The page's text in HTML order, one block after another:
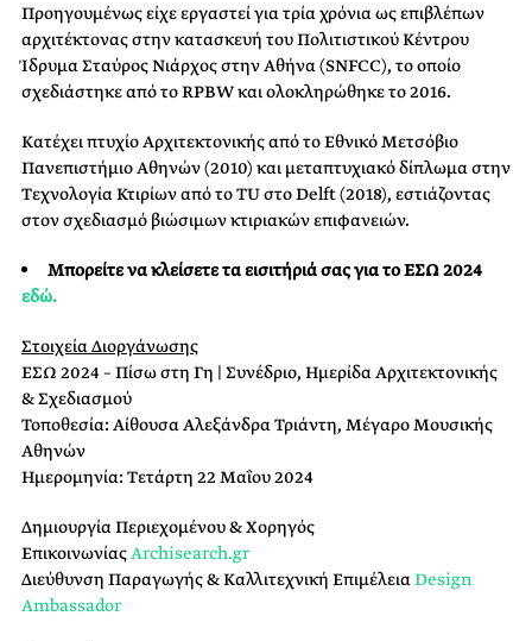
Προηγουμένως είχε εργαστεί για τρία χρόνια ως επιβλέπων
αρχιτέκτονας στην κατασκευή του Πολιτιστικού Κέντρου
Ίδρυμα Σταύρος Νιάρχος στην Αθήνα (SNFCC), το οποίο
σχεδιάστηκε από το RPBW και ολοκληρώθηκε το 2016.
Κατέχει πτυχίο Αρχιτεκτονικής από το Εθνικό Μετσόβιο
Πανεπιστήμιο Αθηνών (2010) και μεταπτυχιακό δίπλωμα στην
Τεχνολογία Κτιρίων από το TU στο Delft (2018), εστιάζοντας
στον σχεδιασμό βιώσιμων κτιριακών επιφανειών.
Μπορείτε να κλείσετε τα εισιτήριά σας για το ΕΣΩ 2024
εδώ.
Στοιχεία Διοργάνωσης
ΕΣΩ 2024 – Πίσω στη Γη | Συνέδριο, Ημερίδα Αρχιτεκτονικής
& Σχεδιασμού
Τοποθεσία: Αίθουσα Αλεξάνδρα Τριάντη, Μέγαρο Μουσικής
Αθηνών
Ημερομηνία: Τετάρτη 22 Μαΐου 2024
Δημιουργία Περιεχομένου & Χορηγός
ΕπικοινωνίαςArchisearch.gr
Διεύθυνση Παραγωγής & Καλλιτεχνική ΕπιμέλειαDesign
Ambassador